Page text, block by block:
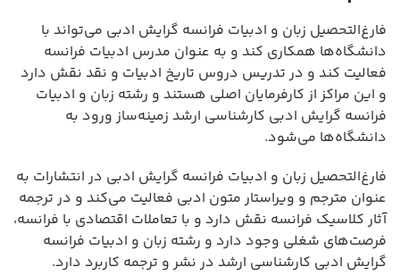
فارغ‌التحصیل زبان و ادبیات فرانسه گرایش ادبی می‌تواند با
دانشگاه‌ها همکاری کند و به عنوان مدرس ادبیات فرانسه
فعالیت کند و در تدریس دروس تاریخ ادبیات و نقد نقش دارد
و این مراکز از کارفرمایان اصلی هستند و رشته زبان و ادبیات
فرانسه گرایش ادبی کارشناسی ارشد زمینه‌ساز ورود به
دانشگاه‌ها می‌شود.
فارغ‌التحصیل زبان و ادبیات فرانسه گرایش ادبی در انتشارات به
عنوان مترجم و ویراستار متون ادبی فعالیت می‌کند و در ترجمه
آثار کلاسیک فرانسه نقش دارد و با تعاملات اقتصادی با فرانسه،
فرصت‌های شغلی وجود دارد و رشته زبان و ادبیات فرانسه
گرایش ادبی کارشناسی ارشد در نشر و ترجمه کاربرد دارد.